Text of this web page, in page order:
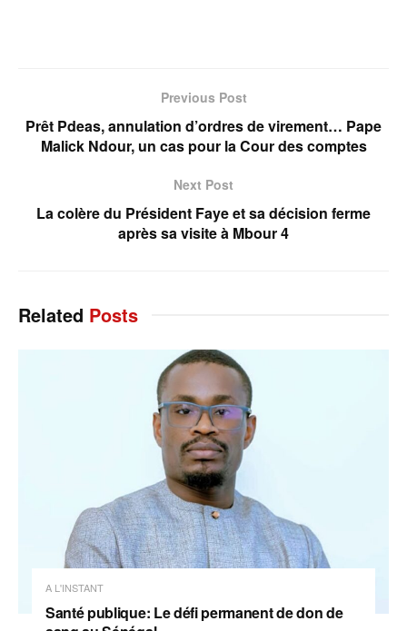
Previous Post
Prêt Pdeas, annulation d’ordres de virement… Pape
Malick Ndour, un cas pour la Cour des comptes
Next Post
La colère du Président Faye et sa décision ferme
après sa visite à Mbour 4
Related Posts
A L'INSTANT
Santé publique: Le défi permanent de don de